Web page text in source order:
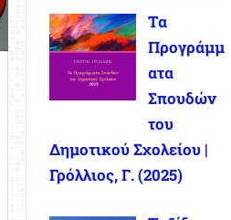
Τα
Προγράμμ
ατα
Σπουδών
του
Δημοτικού Σχολείου |
Γρόλλιος, Γ. (2025)